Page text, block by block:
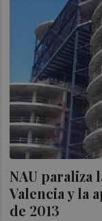
NAU paraliza
Valencia y la
de 2013